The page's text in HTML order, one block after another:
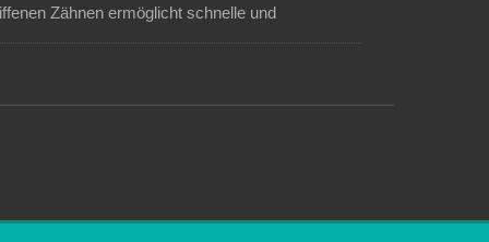
Zähnen ermöglicht schnelle und
kann auch direkt mit ihrem rutschfesten